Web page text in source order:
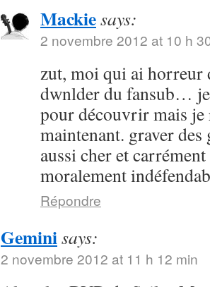
Mackiesays:
2 novembre 2012 at 10 h
zut, moi qui ai horreur
dwnlder du fansub…
pour découvrir mais je
maintenant. graver des
aussi cher et
moralement
Répondre
Geminisays:
2 novembre 2012 at 11 h 12 min